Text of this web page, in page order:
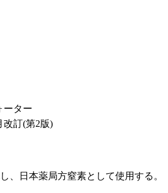
ーター
改訂(第2版)
、日本薬局方窒素として使用する。